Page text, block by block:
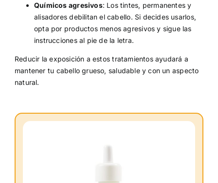
Químicos agresivos: Los tintes, permanentes y
alisadores debilitan el cabello. Si decides usarlos,
opta por productos menos agresivos y sigue las
instrucciones al pie de la letra.
Reducir la exposición a estos tratamientos ayudará a
mantener tu cabello grueso, saludable y con un aspecto
natural.